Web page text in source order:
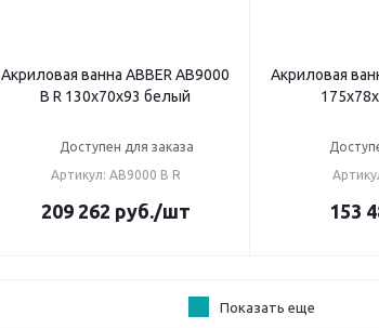
Акриловая ванна ABBER AB9000
B R 130х70х93 белый
Доступен для заказа
Артикул: AB9000 B R
209 262 руб./шт
Акриловая
153
Показать еще